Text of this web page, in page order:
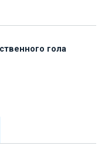
гола